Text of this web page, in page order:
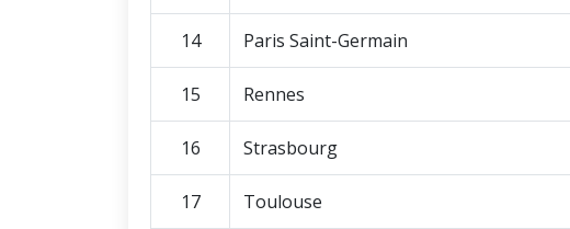
14 Paris Saint-Germain
15 Rennes
16 Strasbourg
17 Toulouse